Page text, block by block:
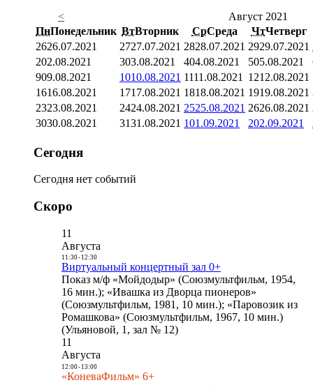
<
Август 2021
ПнПонедельник ВтВторник СрСреда ЧтЧетверг
2626.07.2021 2727.07.2021 2828.07.2021 2929.07.2021
202.08.2021 303.08.2021 404.08.2021 505.08.2021
909.08.2021 1010.08.2021 1111.08.2021 1212.08.2021
1616.08.2021 1717.08.2021 1818.08.2021 1919.08.2021
2323.08.2021 2424.08.2021 2525.08.2021 2626.08.2021
3030.08.2021 3131.08.2021 101.09.2021 202.09.2021
Сегодня
Сегодня нет событий
Скоро
11
Августа
11:30- 12:30
Виртуальный концертный зал 0+
Показ м/ф «Мойдодыр» (Союзмультфильм, 1954,
16 мин.); «Ивашка из Дворца пионеров»
(Союзмультфильм, 1981, 10 мин.); «Паровозик из
Ромашкова» (Союзмультфильм, 1967, 10 мин.)
(Ульяновой, 1, зал № 12)
11
Августа
12:00- 13:00
«КоневаФильм» 6+